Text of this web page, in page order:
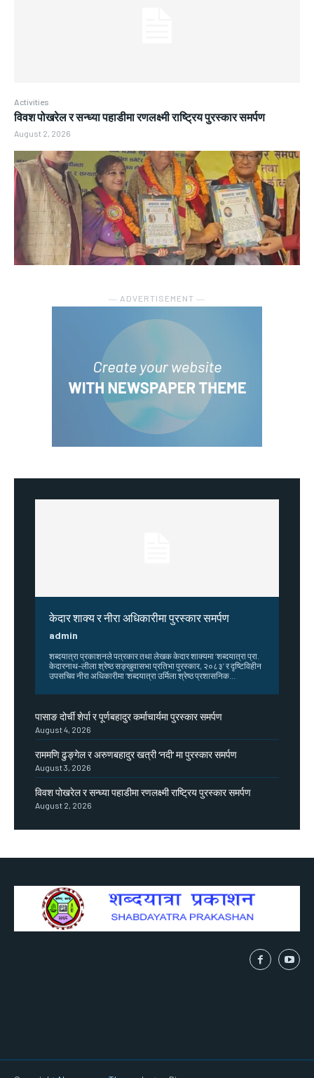
Activities
विवश पोखरेल र सन्ध्या पहाडीमा रणलक्ष्मी राष्ट्रिय पुरस्कार समर्पण
August 2, 2026
― ADVERTISEMENT ―
केदार शाक्य र नीरा अधिकारीमा पुरस्कार समर्पण
admin
शब्दयात्रा प्रकाशनले पत्रकार तथा लेखक केदार शाक्यमा ‘शब्दयात्रा प्रा.
केदारनाथ–लीला श्रेष्ठ सङ्खुवासभा प्रतिभा पुरस्कार, २०८३’ र दृष्टिविहीन
उपसचिव नीरा अधिकारीमा ‘शब्दयात्रा उर्मिला श्रेष्ठ प्रशासनिक...
पासाङ दोर्ची शेर्पा र पूर्णबहादुर कर्माचार्यमा पुरस्कार समर्पण
August 4, 2026
राममणि ढुङ्गेल र अरुणबहादुर खत्री ‘नदी’ मा पुरस्कार समर्पण
August 3, 2026
विवश पोखरेल र सन्ध्या पहाडीमा रणलक्ष्मी राष्ट्रिय पुरस्कार समर्पण
August 2, 2026